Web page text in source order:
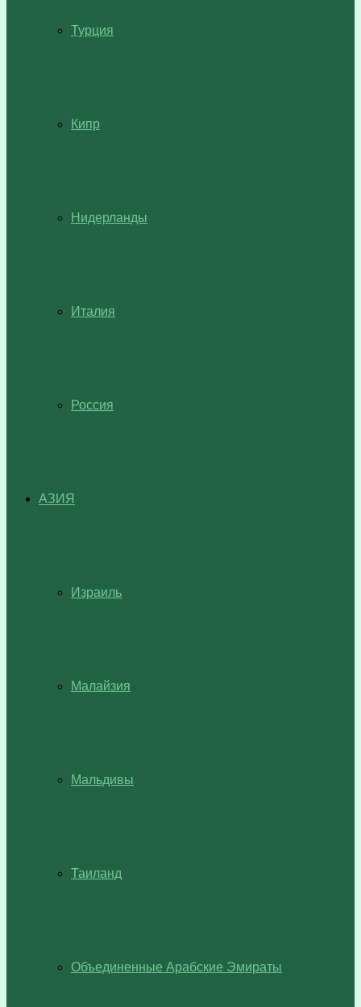
Турция
Кипр
Нидерланды
Италия
Россия
АЗИЯ
Израиль
Малайзия
Мальдивы
Таиланд
Объединенные Арабские Эмираты